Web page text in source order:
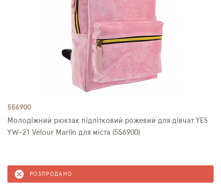
556900
Молодіжний рюкзак підлітковий рожевий для дівчат YES
YW-21 Velour Marlin для міста (556900)
РОЗПРОДАНО